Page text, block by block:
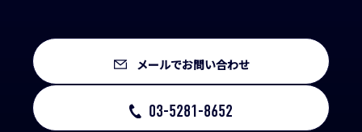
メールでお問い合わせ
03-5281-8652